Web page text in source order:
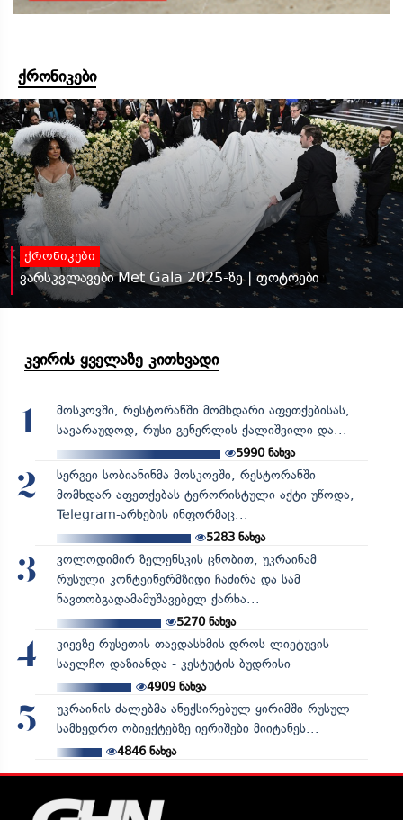
ქრონიკები
ქრონიკები
ვარსკვლავები Met Gala 2025-ზე | ფოტოები
კვირის ყველაზე კითხვადი
1
მოსკოვში, რესტორანში მომხდარი აფეთქებისას,
სავარაუდოდ, რუსი გენერლის ქალიშვილი და...
5990ნახვა
2
სერგეი სობიანინმა მოსკოვში, რესტორანში
მომხდარ აფეთქებას ტერორისტული აქტი უწოდა,
Telegram-არხების ინფორმაც...
5283ნახვა
3
ვოლოდიმირ ზელენსკის ცნობით, უკრაინამ
რუსული კონტეინერმზიდი ჩაძირა და სამ
ნავთობგადამამუშავებელ ქარხა...
5270ნახვა
4
კიევზე რუსეთის თავდასხმის დროს ლიეტუვის
საელჩო დაზიანდა - კესტუტის ბუდრისი
4909ნახვა
5
უკრაინის ძალებმა ანექსირებულ ყირიმში რუსულ
სამხედრო ობიექტებზე იერიშები მიიტანეს...
4846ნახვა